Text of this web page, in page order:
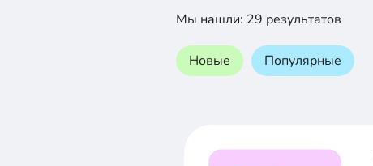
Мы нашли: 29 результатов
Новые Популярные